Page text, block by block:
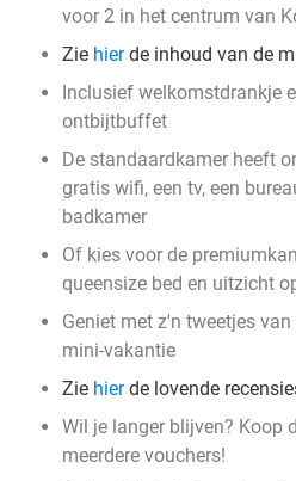
voor 2 in het centrum van
Zie hierde inhoud van de
Inclusief welkomstdrankje
ontbijtbuffet
De standaardkamer heeft
gratis wifi, een tv, een
badkamer
Of kies voor de
queensize bed en uitzicht
Geniet met z'n tweetjes van
mini-vakantie
Zie hierde lovende
Wil je langer blijven? Koop
meerdere vouchers!